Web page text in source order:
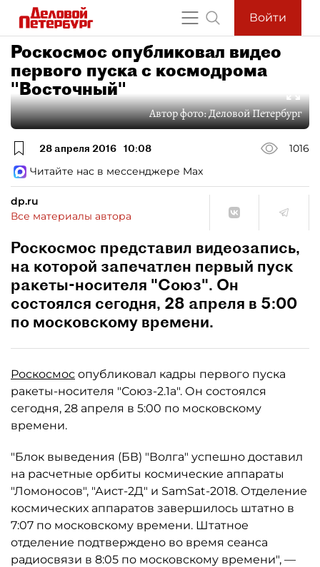
Войти
Роскосмос опубликовал видео
первого пуска с космодрома
"Восточный"
Автор фото:Деловой Петербург
28 апреля 2016 10:08
1016
Читайте нас в мессенджере Max
dp.ru
Все материалы автора
Роскосмос представил видеозапись,
на которой запечатлен первый пуск
ракеты-носителя "Союз". Он
состоялся сегодня, 28 апреля в 5:00
по московскому времени.
Роскосмос опубликовал кадры первого пуска
ракеты-носителя "Союз-2.1а". Он состоялся
сегодня, 28 апреля в 5:00 по московскому
времени.
"Блок выведения (БВ) "Волга" успешно доставил
на расчетные орбиты космические аппараты
"Ломоносов", "Аист-2Д" и SamSat-2018. Отделение
космических аппаратов завершилось штатно в
7:07 по московскому времени. Штатное
отделение подтверждено во время сеанса
радиосвязи в 8:05 по московскому времени", —